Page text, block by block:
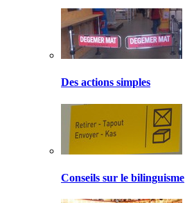
Des actions simples
Conseils sur le bilinguisme